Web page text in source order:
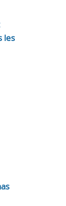
les